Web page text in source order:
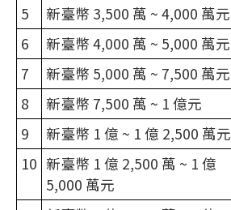
5
新臺幣 3,500 萬 ~ 4,000 萬元
6
新臺幣 4,000 萬 ~ 5,000 萬元
7
新臺幣 5,000 萬 ~ 7,500 萬元
8
新臺幣 7,500 萬 ~ 1 億元
9
新臺幣 1 億 ~ 1 億 2,500 萬元
10 新臺幣 1 億 2,500 萬 ~ 1 億
5,000 萬元